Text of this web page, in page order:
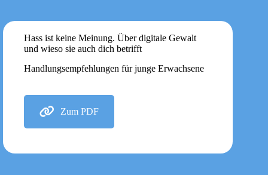
Hass ist keine Meinung. Über digitale Gewalt
und wieso sie auch dich betrifft
Handlungsempfehlungen für junge Erwachsene
Zum PDF